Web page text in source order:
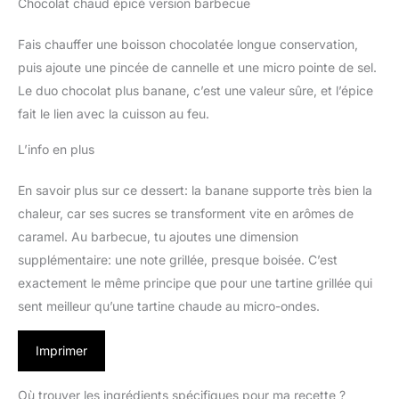
Chocolat chaud épicé version barbecue
Fais chauffer une boisson chocolatée longue conservation,
puis ajoute une pincée de cannelle et une micro pointe de sel.
Le duo chocolat plus banane, c’est une valeur sûre, et l’épice
fait le lien avec la cuisson au feu.
L’info en plus
En savoir plus sur ce dessert: la banane supporte très bien la
chaleur, car ses sucres se transforment vite en arômes de
caramel. Au barbecue, tu ajoutes une dimension
supplémentaire: une note grillée, presque boisée. C’est
exactement le même principe que pour une tartine grillée qui
sent meilleur qu’une tartine chaude au micro-ondes.
Imprimer
Où trouver les ingrédients spécifiques pour ma recette ?